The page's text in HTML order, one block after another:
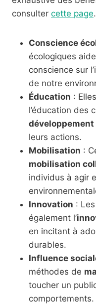
consulter cette page.
Conscience
écologiques
conscience sur
de notre
Éducation :
l’éducation des
leurs actions.
Mobilisation :
mobilisation
individus à agir
Innovation :
également l’
en incitant à
durables.
Influence
méthodes de
toucher un
comportements.